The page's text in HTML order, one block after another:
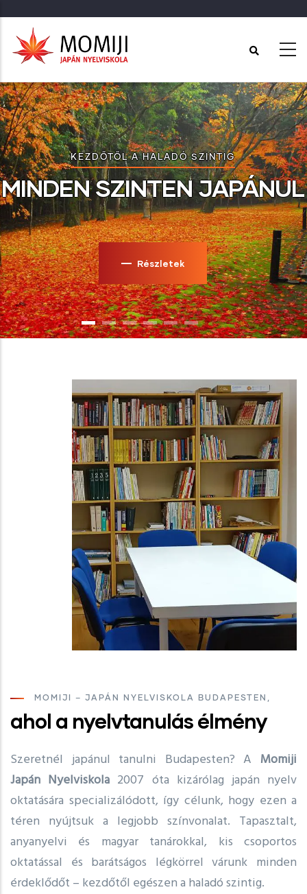
tartalomra
KEZDŐTŐL A HALADÓ SZINTIG
MINDEN SZINTEN JAPÁNUL
Részletek
MOMIJI – JAPÁN NYELVISKOLA BUDAPESTEN,
ahol a nyelvtanulás élmény
Szeretnél japánul tanulni Budapesten? A Momiji
Japán Nyelviskola 2007 óta kizárólag japán nyelv
oktatására specializálódott, így célunk, hogy ezen a
téren nyújtsuk a legjobb színvonalat. Tapasztalt,
anyanyelvi és magyar tanárokkal, kis csoportos
oktatással és barátságos légkörrel várunk minden
érdeklődőt – kezdőtől egészen a haladó szintig.